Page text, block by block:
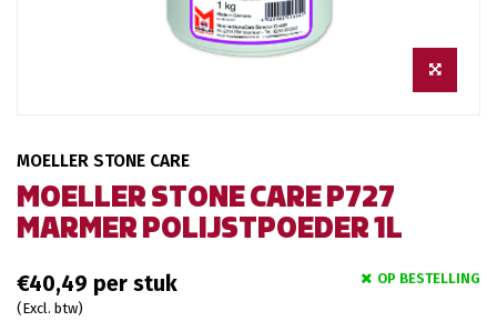
MOELLER STONE CARE P727
MARMER POLIJSTPOEDER 1L
MOELLER STONE CARE
€40,49
(Excl. btw)
OP BESTELLING